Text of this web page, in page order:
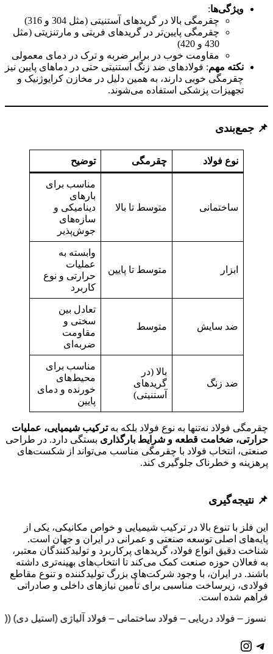
ویژگی‌ها:
چقرمگی بالا در گریدهای آستنیتی (مثل 304 و 316)
چقرمگی پایین‌تر در گریدهای فریتی و مارتنزیتی (مثل
430 و 420)
مقاومت خوب در برابر ضربه و ترک در دمای معمولی
نکته مهم: فولادهای ضد زنگ آستنیتی حتی در دماهای پایین نیز
چقرمگی خوبی دارند، به همین دلیل در مخازن کرایوژنیک و
تجهیزات پزشکی استفاده می‌شوند.
📌 جمع‌بندی
نوع فولاد چقرمگی توضیح
ساختمانی متوسط تا بالا
مناسب برای
بارهای
دینامیکی و
سازه‌های
جوش‌پذیر
ابزار متوسط تا پایین
وابسته به
عملیات
حرارتی و نوع
کاربرد
ضد سایش متوسط
تعادل بین
سختی و
مقاومت
ضربه‌ای
ضد زنگ
بالا (در
گریدهای
آستنیتی)
مناسب برای
محیط‌های
خورنده و دمای
پایین
چقرمگی فولاد نه‌تنها به نوع فولاد بلکه بهترکیب شیمیایی، عملیات
حرارتی، ضخامت قطعه و شرایط بارگذاری بستگی دارد. در طراحی
صنعتی، انتخاب فولاد با چقرمگی مناسب می‌تواند از شکست‌های
پرهزینه و خطرناک جلوگیری کند.
📌 نتیجه‌گیری
این فلز با تنوع بالا در ترکیب شیمیایی و خواص مکانیکی، یکی از
پایه‌های اصلی توسعه صنعتی و عمرانی در ایران و جهان است.
شناخت دقیق انواع فولاد، گریدهای پرکاربرد و تولیدکنندگان معتبر،
به فعالان حوزه صنعت کمک می‌کند تا انتخاب‌های بهینه‌تری داشته
باشند. در ایران، با وجود شرکت‌های بزرگ تولیدکننده و تنوع مقاطع
فولادی، زیرساخت مناسبی برای تأمین نیازهای داخلی و صادراتی
فراهم شده است.
نسوز – فولاد دریایی – فولاد ساختمانی – فولاد آلیاژی (استیل دی) ((ارتباط
تلگراماینستاگرم